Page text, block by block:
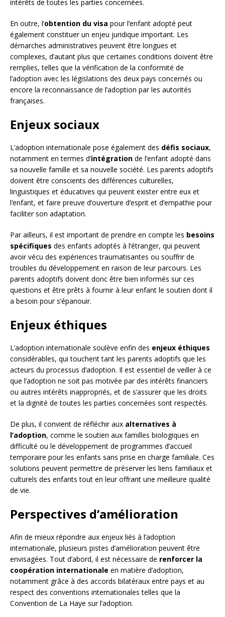
intérêts de toutes les parties concernées.
En outre, l’obtention du visa pour l’enfant adopté peut
également constituer un enjeu juridique important. Les
démarches administratives peuvent être longues et
complexes, d’autant plus que certaines conditions doivent être
remplies, telles que la vérification de la conformité de
l’adoption avec les législations des deux pays concernés ou
encore la reconnaissance de l’adoption par les autorités
françaises.
Enjeux sociaux
L’adoption internationale pose également des défis sociaux,
notamment en termes d’intégration de l’enfant adopté dans
sa nouvelle famille et sa nouvelle société. Les parents adoptifs
doivent être conscients des différences culturelles,
linguistiques et éducatives qui peuvent exister entre eux et
l’enfant, et faire preuve d’ouverture d’esprit et d’empathie pour
faciliter son adaptation.
Par ailleurs, il est important de prendre en compte les besoins
spécifiques des enfants adoptés à l’étranger, qui peuvent
avoir vécu des expériences traumatisantes ou souffrir de
troubles du développement en raison de leur parcours. Les
parents adoptifs doivent donc être bien informés sur ces
questions et être prêts à fournir à leur enfant le soutien dont il
a besoin pour s’épanouir.
Enjeux éthiques
L’adoption internationale soulève enfin des enjeux éthiques
considérables, qui touchent tant les parents adoptifs que les
acteurs du processus d’adoption. Il est essentiel de veiller à ce
que l’adoption ne soit pas motivée par des intérêts financiers
ou autres intérêts inappropriés, et de s’assurer que les droits
et la dignité de toutes les parties concernées sont respectés.
De plus, il convient de réfléchir aux alternatives à
l’adoption, comme le soutien aux familles biologiques en
difficulté ou le développement de programmes d’accueil
temporaire pour les enfants sans prise en charge familiale. Ces
solutions peuvent permettre de préserver les liens familiaux et
culturels des enfants tout en leur offrant une meilleure qualité
de vie.
Perspectives d’amélioration
Afin de mieux répondre aux enjeux liés à l’adoption
internationale, plusieurs pistes d’amélioration peuvent être
envisagées. Tout d’abord, il est nécessaire de renforcer la
coopération internationale en matière d’adoption,
notamment grâce à des accords bilatéraux entre pays et au
respect des conventions internationales telles que la
Convention de La Haye sur l’adoption.